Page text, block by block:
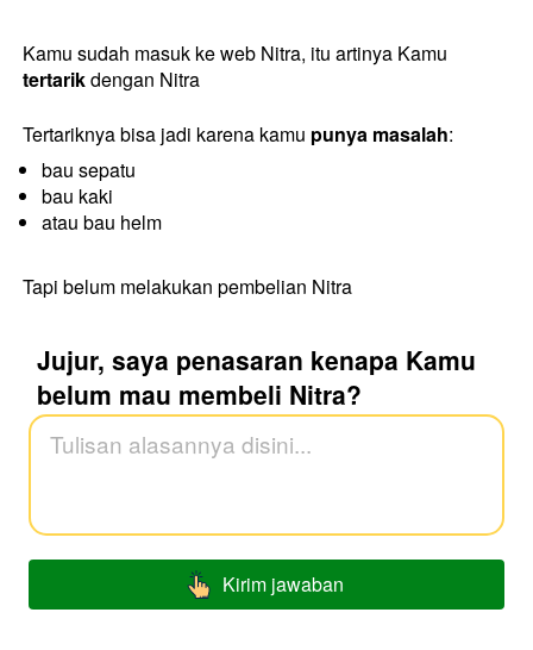
tertarik dengan Nitra
Tertariknya bisa jadi karena kamu punya masalah:
bau sepatu
bau kaki
atau bau helm
Tapi belum melakukan pembelian Nitra
Jujur, saya penasaran kenapa Kamu
belum mau membeli Nitra?
` Kirim jawaban